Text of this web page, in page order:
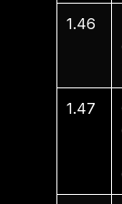
1.46
1.47